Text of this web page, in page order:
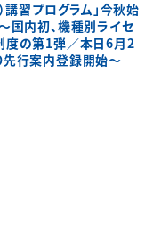
講習プログラム」今秋始
国内初、機種別ライセ
度の第1弾／本日6月2
先行案内登録開始～